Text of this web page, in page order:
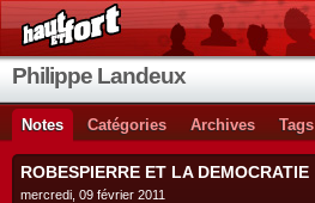
Philippe Landeux
Notes Catégories Archives Tags
ROBESPIERRE ET LA DEMOCRATIE
mercredi, 09 février 2011